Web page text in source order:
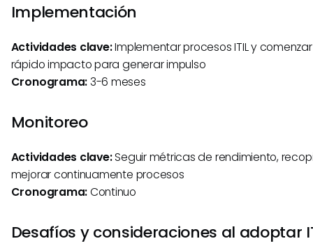
Implementación
Actividades clave:Implementar procesos ITIL y
rápido impacto para generar impulso
Cronograma:3-6 meses
Monitoreo
Actividades clave:Seguir métricas de rendimiento,
mejorar continuamente procesos
Cronograma:Continuo
Desafíos y consideraciones al adoptar